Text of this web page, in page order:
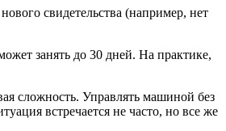
свидетельства (например, нет
занять до 30 дней. На практике,
сложность. Управлять машиной без
встречается не часто, но все же